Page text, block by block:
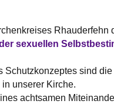
Rhauderfehn
sexuellen
Schutzkonzeptes sind
unserer Kirche.
achtsamen